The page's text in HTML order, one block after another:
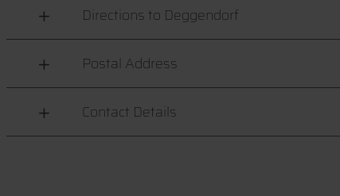
Directions to Deggendorf
Postal Address
Contact Details